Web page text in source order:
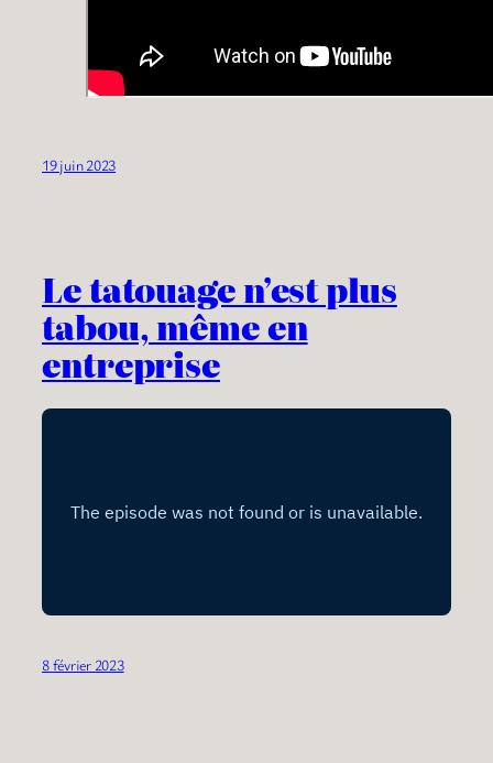
19 juin 2023
Le tatouage n’est plus
tabou, même en
entreprise
8 février 2023